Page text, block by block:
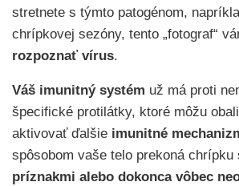
stretnete s týmto patogénom,
chrípkovej sezóny, tento „fotograf“
rozpoznať vírus.
Váš imunitný systém už má proti
špecifické protilátky, ktoré môžu
aktivovať ďalšie imunitné
spôsobom vaše telo prekoná chrípku
príznakmi alebo dokonca vôbec